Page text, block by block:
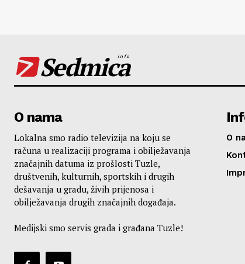
Sedmica
info
O nama
Lokalna smo radio televizija na koju se
računa u realizaciji programa i obilježavanja
značajnih datuma iz prošlosti Tuzle,
društvenih, kulturnih, sportskih i drugih
dešavanja u gradu, živih prijenosa i
obilježavanja drugih značajnih događaja.
Medijski smo servis grada i građana Tuzle!
O